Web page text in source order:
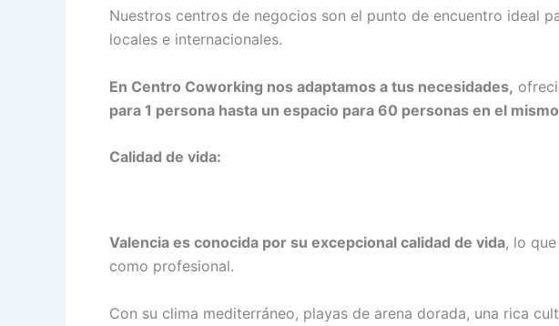
Nuestros centros de negocios son el punto de encuentro ideal
locales e internacionales.
En Centro Coworking nos adaptamos a tus necesidades,
para 1 persona hasta un espacio para 60 personas en el
Calidad de vida:
Valencia es conocida por su excepcional calidad de vida, lo
como profesional.
Con su clima mediterráneo, playas de arena dorada, una rica